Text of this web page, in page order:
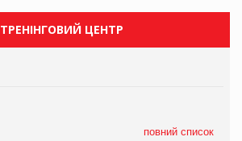
ТРЕНІНГОВИЙ ЦЕНТР
повний список